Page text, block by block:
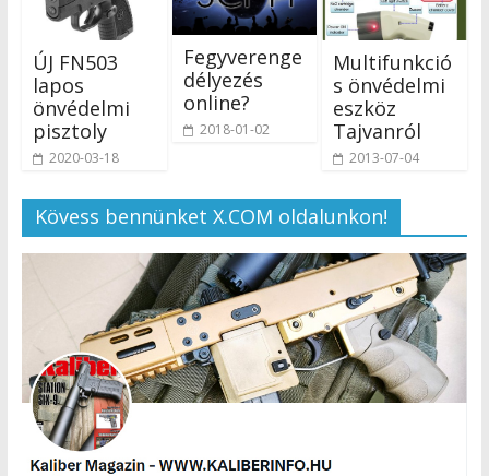
ÚJ FN503
lapos
önvédelmi
pisztoly
2020-03-18
Fegyverenge
délyezés
online?
2018-01-02
Multifunkció
s önvédelmi
eszköz
Tajvanról
2013-07-04
Kövess bennünket X.COM oldalunkon!